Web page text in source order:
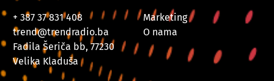
+ 387 37 831 408
trend@trendradio.ba
Fadila Šeriča bb, 77230
Velika Kladuša
Marketing
O nama